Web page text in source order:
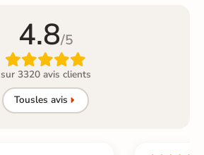
4.8/5

sur 3320 avis clients
Tousles avis